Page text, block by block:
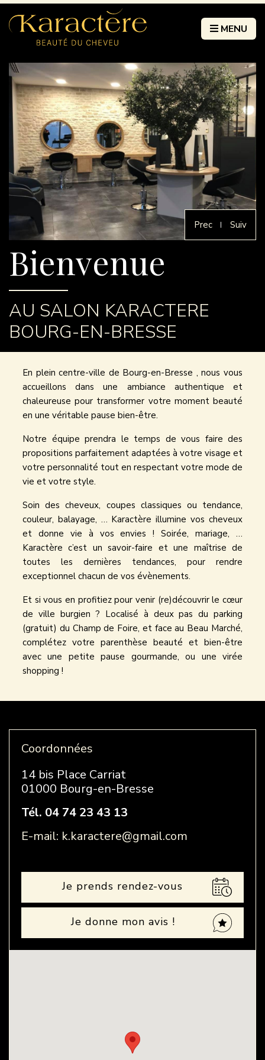
MENU
Prec Suiv
Bienvenue
AU SALON KARACTERE
BOURG-EN-BRESSE
En plein centre-ville de Bourg-en-Bresse , nous vous
accueillons dans une ambiance authentique et
chaleureuse pour transformer votre moment beauté
en une véritable pause bien-être.
Notre équipe prendra le temps de vous faire des
propositions parfaitement adaptées à votre visage et
votre personnalité tout en respectant votre mode de
vie et votre style.
Soin des cheveux, coupes classiques ou tendance,
couleur, balayage, … Karactère illumine vos cheveux
et donne vie à vos envies ! Soirée, mariage, …
Karactère c’est un savoir-faire et une maîtrise de
toutes les dernières tendances, pour rendre
exceptionnel chacun de vos évènements.
Et si vous en profitiez pour venir (re)découvrir le cœur
de ville burgien ? Localisé à deux pas du parking
(gratuit) du Champ de Foire, et face au Beau Marché,
complétez votre parenthèse beauté et bien-être
avec une petite pause gourmande, ou une virée
shopping !
Coordonnées
14 bis Place Carriat
01000 Bourg-en-Bresse
Tél. 04 74 23 43 13
E-mail: k.karactere@gmail.com
Je prends rendez-vous
Je donne mon avis !